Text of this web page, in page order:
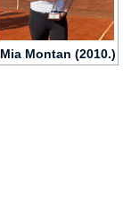
Mia Montan (2010.)